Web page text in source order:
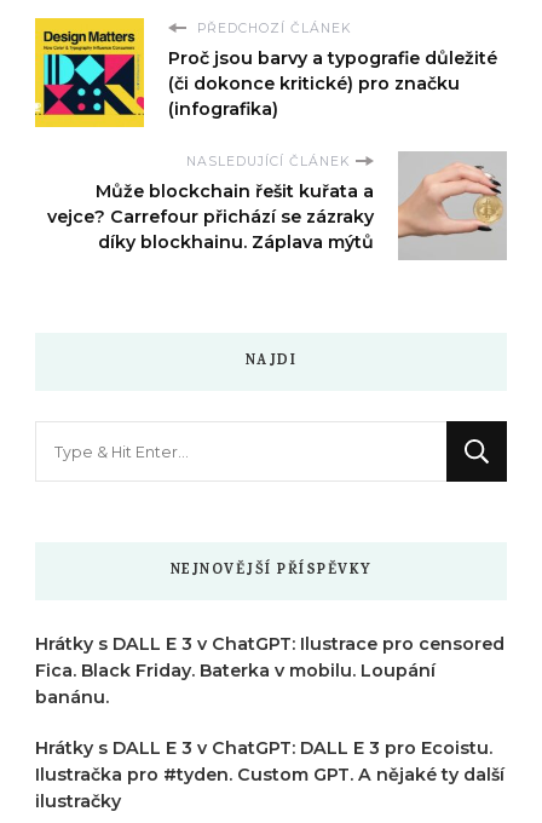
PŘEDCHOZÍ ČLÁNEK
Proč jsou barvy a typografie důležité
(či dokonce kritické) pro značku
(infografika)
NASLEDUJÍCÍ ČLÁNEK
Může blockchain řešit kuřata a
vejce? Carrefour přichází se zázraky
díky blockhainu. Záplava mýtů
NAJDI
NEJNOVĚJŠÍ PŘÍSPĚVKY
Hrátky s DALL E 3 v ChatGPT: Ilustrace pro censored
Fica. Black Friday. Baterka v mobilu. Loupání
banánu.
Hrátky s DALL E 3 v ChatGPT: DALL E 3 pro Ecoistu.
Ilustračka pro #tyden. Custom GPT. A nějaké ty další
ilustračky